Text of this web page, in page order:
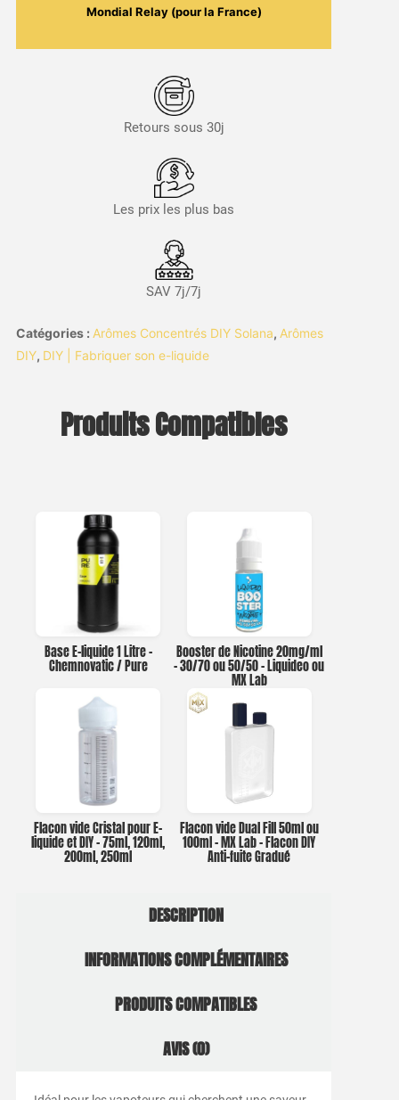
Mondial Relay (pour la France)
Retours sous 30j
Les prix les plus bas
SAV 7j/7j
Catégories : Arômes Concentrés DIY Solana, Arômes
DIY, DIY | Fabriquer son e-liquide
Produits Compatibles
Base E-liquide 1 Litre –
Chemnovatic / Pure
Booster de Nicotine 20mg/ml
– 30/70 ou 50/50 – Liquideo ou
MX Lab
Flacon vide Cristal pour E-
liquide et DIY – 75ml, 120ml,
200ml, 250ml
Flacon vide Dual Fill 50ml ou
100ml – MX Lab – Flacon DIY
Anti-fuite Gradué
DESCRIPTION
INFORMATIONS COMPLÉMENTAIRES
PRODUITS COMPATIBLES
AVIS (0)